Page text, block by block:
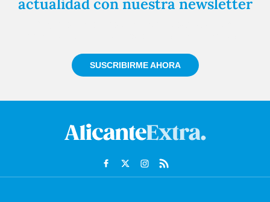
SUSCRIBIRME AHORA